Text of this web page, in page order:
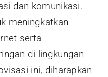
dan komunikasi.
meningkatkan
serta
di lingkungan
ini, diharapkan